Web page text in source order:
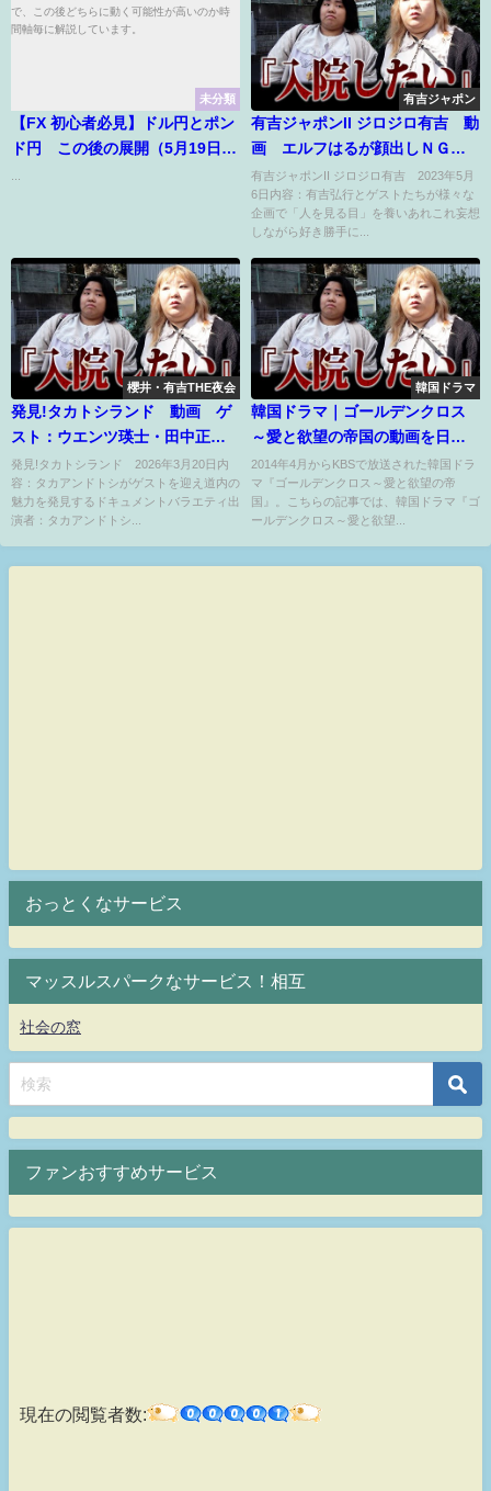
未分類
【FX 初心者必見】ドル円とポン
ド円 この後の展開（5月19日17
有吉ジャポン
有吉ジャポンII ジロジロ有吉 動
画 エルフはるが顔出しＮＧホ
ストを潜入調査 5月6日
有吉ジャポンII ジロジロ有吉 2023年5月
6日内容：有吉弘行とゲストたちが様々な
企画で「人を見る目」を養いあれこれ妄想
しながら好き勝手に...
櫻井・有吉THE夜会
発見!タカトシランド 動画 ゲ
スト：ウエンツ瑛士・田中正
義 2026年3月20日
発見!タカトシランド 2026年3月20日内
容：タカアンドトシがゲストを迎え道内の
魅力を発見するドキュメントバラエティ出
演者：タカアンドトシ...
韓国ドラマ
韓国ドラマ｜ゴールデンクロス
～愛と欲望の帝国の動画を日本
語字幕や吹替で無料で見れる配
信サイトまとめ
2014年4月からKBSで放送された韓国ドラ
マ『ゴールデンクロス～愛と欲望の帝
国』。こちらの記事では、韓国ドラマ『ゴ
ールデンクロス～愛と欲望...
おっとくなサービス
マッスルスパークなサービス！相互
社会の窓
ファンおすすめサービス
現在の閲覧者数: